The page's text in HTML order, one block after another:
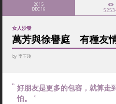
2015
DEC 16
女人沙發
萬芳與徐譽庭 有種友
by 李玉玲
好朋友是更多的包容，就算走
怕。